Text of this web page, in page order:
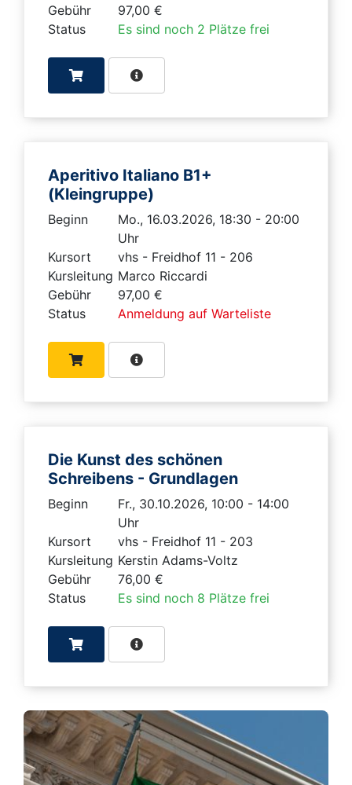
Gebühr
97,00 €
Status
Es sind noch 2 Plätze frei
Aperitivo Italiano B1+
(Kleingruppe)
Beginn
Mo., 16.03.2026, 18:30 - 20:00
Uhr
Kursort
vhs - Freidhof 11 - 206
Kursleitung Marco Riccardi
Gebühr
97,00 €
Status
Anmeldung auf Warteliste
Die Kunst des schönen
Schreibens - Grundlagen
Beginn
Fr., 30.10.2026, 10:00 - 14:00
Uhr
Kursort
vhs - Freidhof 11 - 203
Kursleitung Kerstin Adams-Voltz
Gebühr
76,00 €
Status
Es sind noch 8 Plätze frei